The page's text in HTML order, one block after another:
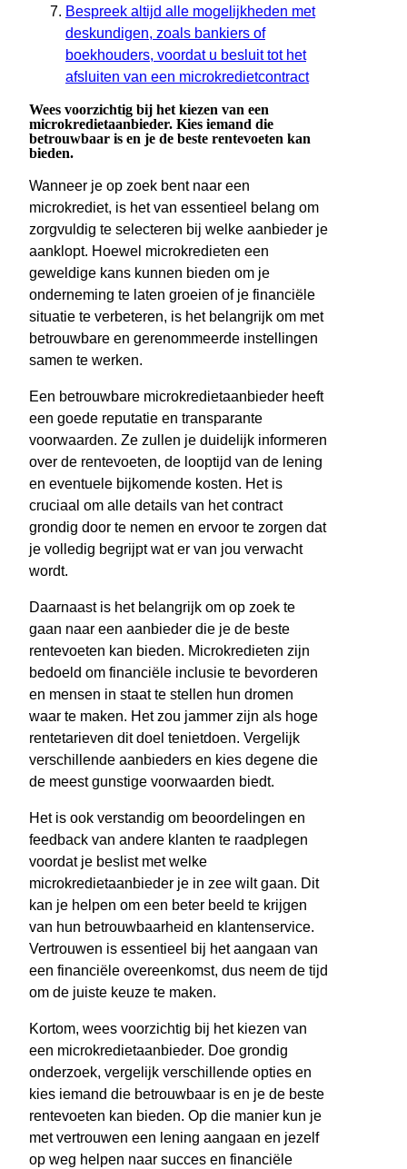
Bespreek altijd alle mogelijkheden met
deskundigen, zoals bankiers of
boekhouders, voordat u besluit tot het
afsluiten van een microkredietcontract
Wees voorzichtig bij het kiezen van een
microkredietaanbieder. Kies iemand die
betrouwbaar is en je de beste rentevoeten kan
bieden.
Wanneer je op zoek bent naar een
microkrediet, is het van essentieel belang om
zorgvuldig te selecteren bij welke aanbieder je
aanklopt. Hoewel microkredieten een
geweldige kans kunnen bieden om je
onderneming te laten groeien of je financiële
situatie te verbeteren, is het belangrijk om met
betrouwbare en gerenommeerde instellingen
samen te werken.
Een betrouwbare microkredietaanbieder heeft
een goede reputatie en transparante
voorwaarden. Ze zullen je duidelijk informeren
over de rentevoeten, de looptijd van de lening
en eventuele bijkomende kosten. Het is
cruciaal om alle details van het contract
grondig door te nemen en ervoor te zorgen dat
je volledig begrijpt wat er van jou verwacht
wordt.
Daarnaast is het belangrijk om op zoek te
gaan naar een aanbieder die je de beste
rentevoeten kan bieden. Microkredieten zijn
bedoeld om financiële inclusie te bevorderen
en mensen in staat te stellen hun dromen
waar te maken. Het zou jammer zijn als hoge
rentetarieven dit doel tenietdoen. Vergelijk
verschillende aanbieders en kies degene die
de meest gunstige voorwaarden biedt.
Het is ook verstandig om beoordelingen en
feedback van andere klanten te raadplegen
voordat je beslist met welke
microkredietaanbieder je in zee wilt gaan. Dit
kan je helpen om een beter beeld te krijgen
van hun betrouwbaarheid en klantenservice.
Vertrouwen is essentieel bij het aangaan van
een financiële overeenkomst, dus neem de tijd
om de juiste keuze te maken.
Kortom, wees voorzichtig bij het kiezen van
een microkredietaanbieder. Doe grondig
onderzoek, vergelijk verschillende opties en
kies iemand die betrouwbaar is en je de beste
rentevoeten kan bieden. Op die manier kun je
met vertrouwen een lening aangaan en jezelf
op weg helpen naar succes en financiële